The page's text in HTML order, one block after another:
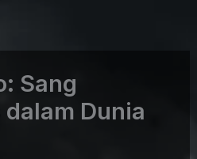
Sang
Dunia